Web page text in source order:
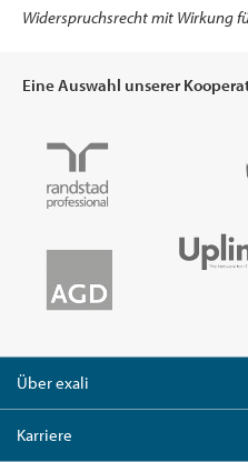
Widerspruchsrecht mit Wirkung
Eine Auswahl unserer
Über exali
Karriere